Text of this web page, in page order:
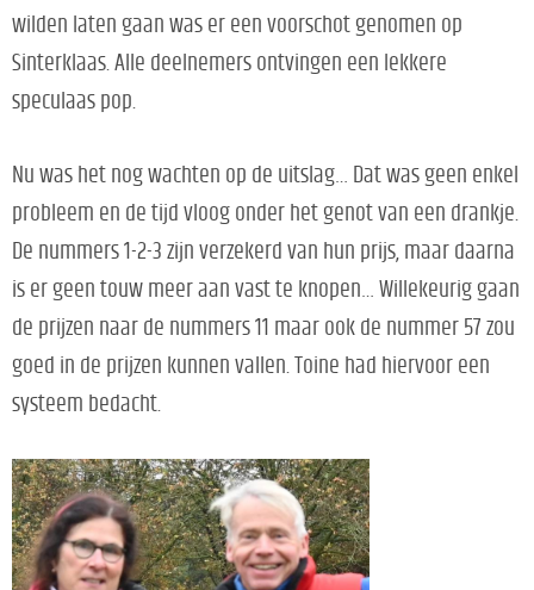
wilden laten gaan was er een voorschot genomen op
Sinterklaas. Alle deelnemers ontvingen een lekkere
speculaas pop.
Nu was het nog wachten op de uitslag… Dat was geen enkel
probleem en de tijd vloog onder het genot van een drankje.
De nummers 1-2-3 zijn verzekerd van hun prijs, maar daarna
is er geen touw meer aan vast te knopen… Willekeurig gaan
de prijzen naar de nummers 11 maar ook de nummer 57 zou
goed in de prijzen kunnen vallen. Toine had hiervoor een
systeem bedacht.